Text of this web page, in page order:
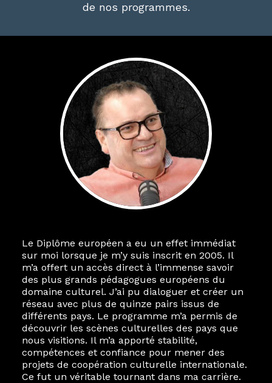
de nos programmes.
Le Diplôme européen a eu un effet immédiat
sur moi lorsque je m’y suis inscrit en 2005. Il
m’a offert un accès direct à l’immense savoir
des plus grands pédagogues européens du
domaine culturel. J’ai pu dialoguer et créer un
réseau avec plus de quinze pairs issus de
différents pays. Le programme m’a permis de
découvrir les scènes culturelles des pays que
nous visitions. Il m’a apporté stabilité,
compétences et confiance pour mener des
projets de coopération culturelle internationale.
Ce fut un véritable tournant dans ma carrière.